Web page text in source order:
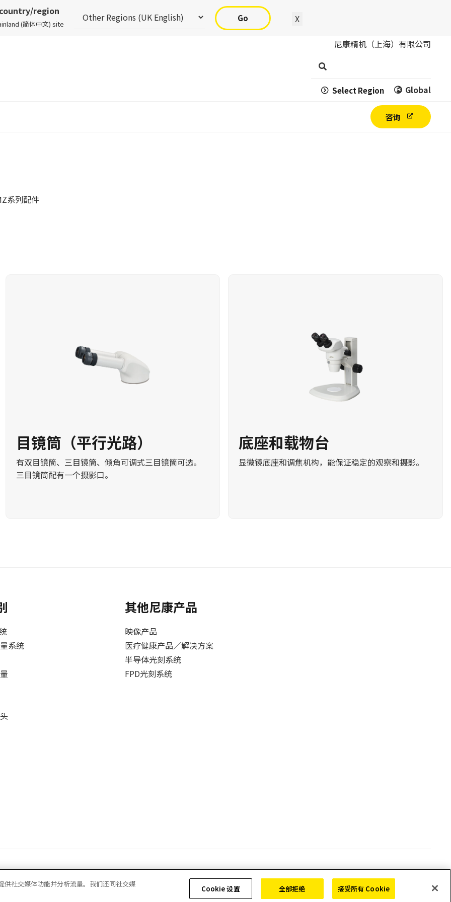
region
(简体中文) site
Go X
尼康精机（上海）有限公司
Select Region Global
咨询
系列配件
目镜筒（平行光路）
有双目镜筒、三目镜筒、倾角可调式三目镜筒可选。
三目镜筒配有一个摄影口。
底座和载物台
显微镜底座和调焦机构，能保证稳定的观察和摄影。
系统
其他尼康产品
映像产品
医疗健康产品／解决方案
半导体光刻系统
FPD光刻系统
©2026 Nikon Precision (Shanghai) Co., Ltd.
社交媒体功能并分析流量。我们还同社交媒 Cookie 设置 全部拒绝 接受所有 Cookie